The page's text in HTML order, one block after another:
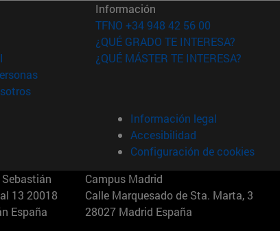
en nueva ventana)
nueva ventana)
(abre en nueva ventana)
(abre en nueva ventana)
(abre en nueva ventana)
Información
TFNO +34 948 42 56 00
¿QUÉ GRADO TE INTERESA?
¿QUÉ MÁSTER TE INTERESA?
Información legal
Accesibilidad
Configuración de cookies
13 20018
España
Campus Madrid
Calle Marquesado de Sta. Marta, 3
28027 Madrid España